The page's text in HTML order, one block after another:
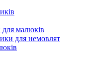
для малюків
для немовлят